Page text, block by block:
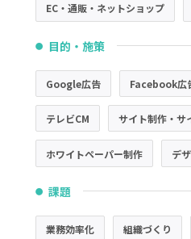
EC・通販・ネットショップ
● 目的・施策
Google広告 Facebook広
テレビCM サイト制作・サ
ホワイトペーパー制作 デ
● 課題
業務効率化 組織づくり